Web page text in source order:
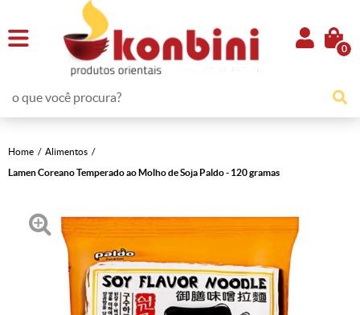
0
Home
Alimentos
Lamen Coreano Temperado ao Molho de Soja Paldo - 120 gramas